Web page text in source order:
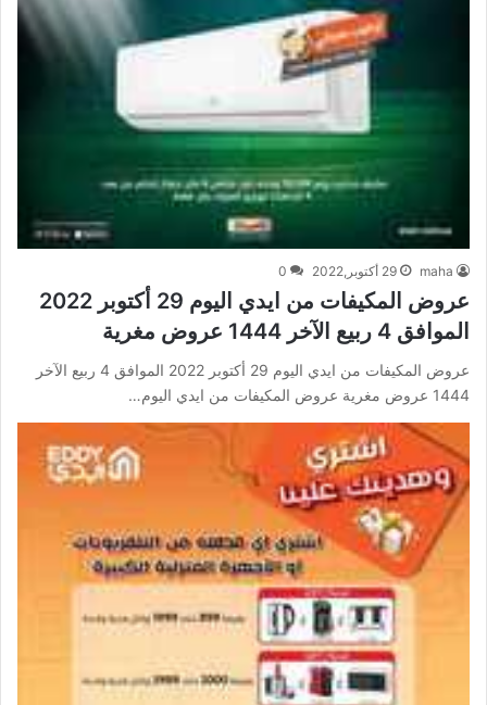
maha 29 أكتوبر,2022 0
عروض المكيفات من ايدي اليوم 29 أكتوبر 2022
الموافق 4 ربيع الآخر 1444 عروض مغرية
عروض المكيفات من ايدي اليوم 29 أكتوبر 2022 الموافق 4 ربيع الآخر
1444 عروض مغرية عروض المكيفات من ايدي اليوم…